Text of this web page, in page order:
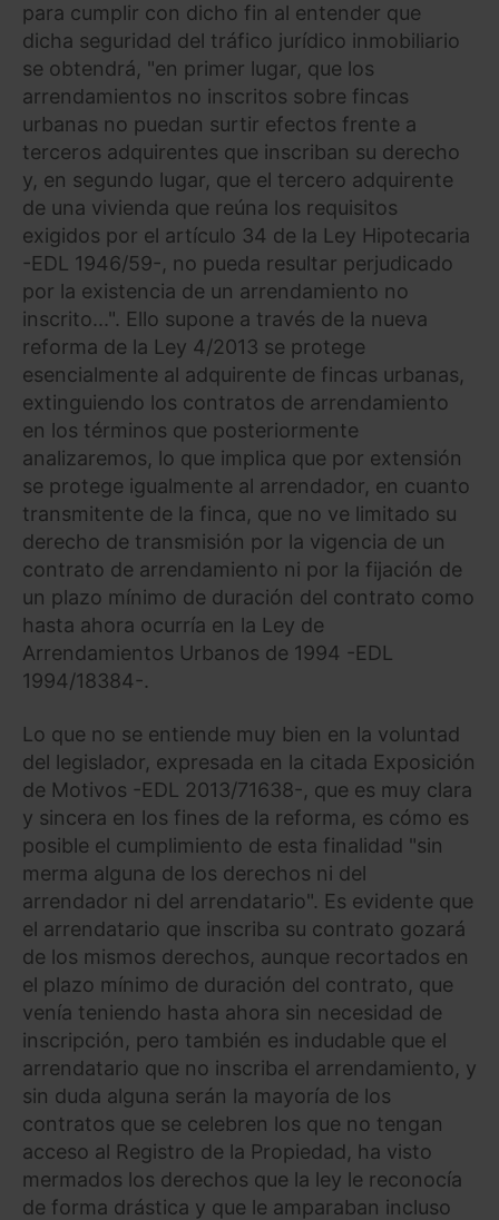
para cumplir con dicho fin al entender que
dicha seguridad del tráfico jurídico inmobiliario
se obtendrá, "en primer lugar, que los
arrendamientos no inscritos sobre fincas
urbanas no puedan surtir efectos frente a
terceros adquirentes que inscriban su derecho
y, en segundo lugar, que el tercero adquirente
de una vivienda que reúna los requisitos
exigidos por el artículo 34 de la Ley Hipotecaria
-EDL 1946/59-, no pueda resultar perjudicado
por la existencia de un arrendamiento no
inscrito...". Ello supone a través de la nueva
reforma de la Ley 4/2013 se protege
esencialmente al adquirente de fincas urbanas,
extinguiendo los contratos de arrendamiento
en los términos que posteriormente
analizaremos, lo que implica que por extensión
se protege igualmente al arrendador, en cuanto
transmitente de la finca, que no ve limitado su
derecho de transmisión por la vigencia de un
contrato de arrendamiento ni por la fijación de
un plazo mínimo de duración del contrato como
hasta ahora ocurría en la Ley de
Arrendamientos Urbanos de 1994 -EDL
1994/18384-.
Lo que no se entiende muy bien en la voluntad
del legislador, expresada en la citada Exposición
de Motivos -EDL 2013/71638-, que es muy clara
y sincera en los fines de la reforma, es cómo es
posible el cumplimiento de esta finalidad "sin
merma alguna de los derechos ni del
arrendador ni del arrendatario". Es evidente que
el arrendatario que inscriba su contrato gozará
de los mismos derechos, aunque recortados en
el plazo mínimo de duración del contrato, que
venía teniendo hasta ahora sin necesidad de
inscripción, pero también es indudable que el
arrendatario que no inscriba el arrendamiento, y
sin duda alguna serán la mayoría de los
contratos que se celebren los que no tengan
acceso al Registro de la Propiedad, ha visto
mermados los derechos que la ley le reconocía
de forma drástica y que le amparaban incluso